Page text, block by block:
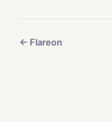
← Flareon